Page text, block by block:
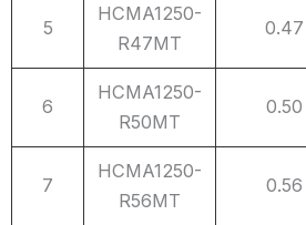
5
HCMA1250-
R47MT
0.47
6
HCMA1250-
R50MT
0.50
7
HCMA1250-
R56MT
0.56